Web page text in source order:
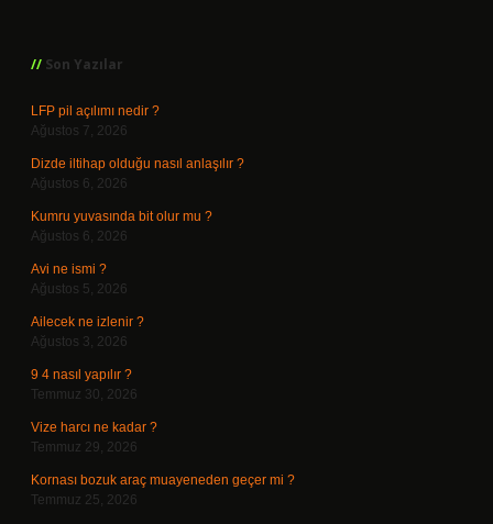
Son Yazılar
LFP pil açılımı nedir ?
Ağustos 7, 2026
Dizde iltihap olduğu nasıl anlaşılır ?
Ağustos 6, 2026
Kumru yuvasında bit olur mu ?
Ağustos 6, 2026
Avi ne ismi ?
Ağustos 5, 2026
Ailecek ne izlenir ?
Ağustos 3, 2026
9 4 nasıl yapılır ?
Temmuz 30, 2026
Vize harcı ne kadar ?
Temmuz 29, 2026
Kornası bozuk araç muayeneden geçer mi ?
Temmuz 25, 2026